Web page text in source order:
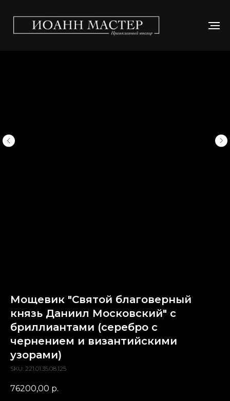
Мощевик "Святой благоверный
князь Даниил Московский" с
бриллиантами (серебро с
чернением и византийскими
узорами)
SKU: 221.01.35.08.125
76200,00 р.